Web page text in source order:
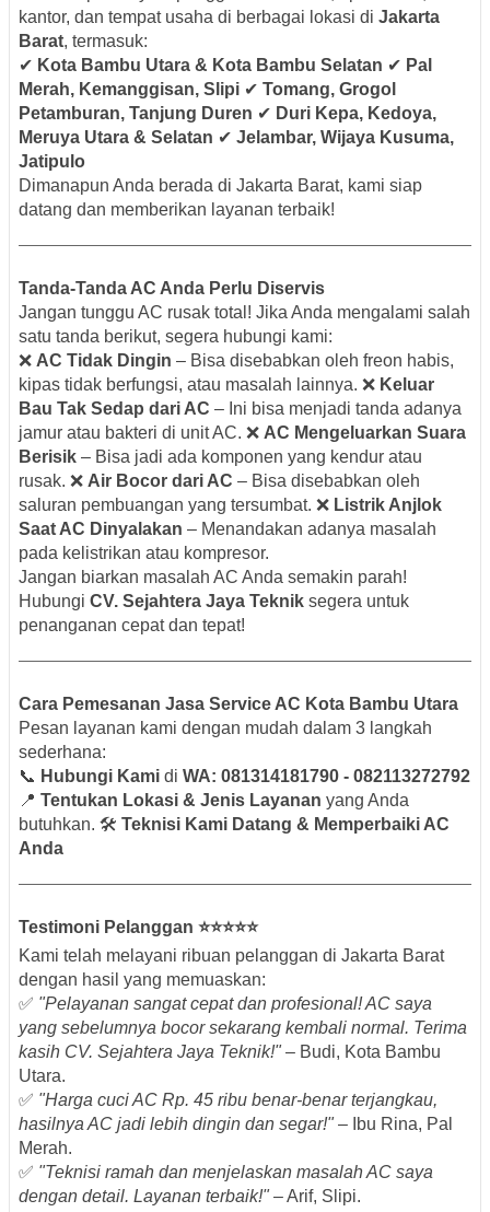
kantor, dan tempat usaha di berbagai lokasi di Jakarta
Barat, termasuk:
✔ Kota Bambu Utara & Kota Bambu Selatan ✔ Pal
Merah, Kemanggisan, Slipi ✔ Tomang, Grogol
Petamburan, Tanjung Duren ✔ Duri Kepa, Kedoya,
Meruya Utara & Selatan ✔ Jelambar, Wijaya Kusuma,
Jatipulo
Dimanapun Anda berada di Jakarta Barat, kami siap
datang dan memberikan layanan terbaik!
Tanda-Tanda AC Anda Perlu Diservis
Jangan tunggu AC rusak total! Jika Anda mengalami salah
satu tanda berikut, segera hubungi kami:
❌ AC Tidak Dingin – Bisa disebabkan oleh freon habis,
kipas tidak berfungsi, atau masalah lainnya. ❌ Keluar
Bau Tak Sedap dari AC – Ini bisa menjadi tanda adanya
jamur atau bakteri di unit AC. ❌ AC Mengeluarkan Suara
Berisik – Bisa jadi ada komponen yang kendur atau
rusak. ❌ Air Bocor dari AC – Bisa disebabkan oleh
saluran pembuangan yang tersumbat. ❌ Listrik Anjlok
Saat AC Dinyalakan – Menandakan adanya masalah
pada kelistrikan atau kompresor.
Jangan biarkan masalah AC Anda semakin parah!
Hubungi CV. Sejahtera Jaya Teknik segera untuk
penanganan cepat dan tepat!
Cara Pemesanan Jasa Service AC Kota Bambu Utara
Pesan layanan kami dengan mudah dalam 3 langkah
sederhana:
📞 Hubungi Kami di WA: 081314181790 - 082113272792
📍 Tentukan Lokasi & Jenis Layanan yang Anda
butuhkan. 🛠️ Teknisi Kami Datang & Memperbaiki AC
Anda
Testimoni Pelanggan ⭐⭐⭐⭐⭐
Kami telah melayani ribuan pelanggan di Jakarta Barat
dengan hasil yang memuaskan:
✅ "Pelayanan sangat cepat dan profesional! AC saya
yang sebelumnya bocor sekarang kembali normal. Terima
kasih CV. Sejahtera Jaya Teknik!"– Budi, Kota Bambu
Utara.
✅ "Harga cuci AC Rp. 45 ribu benar-benar terjangkau,
hasilnya AC jadi lebih dingin dan segar!"– Ibu Rina, Pal
Merah.
✅ "Teknisi ramah dan menjelaskan masalah AC saya
dengan detail. Layanan terbaik!"– Arif, Slipi.